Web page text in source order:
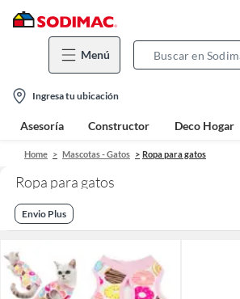
Menú
location-
icon
Ingresa tu ubicación
Asesoría Constructor Deco Hogar
Home Mascotas - Gatos Ropa para gatos
Ropa para gatos
Envio Plus